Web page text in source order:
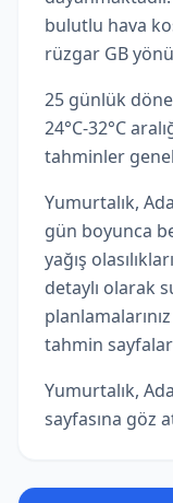
bulutlu hava
rüzgar GB
25 günlük
24°C-32°C
tahminler
Yumurtalık,
gün boyunca
yağış
detaylı olarak
tahmin
Yumurtalık,
sayfasına göz